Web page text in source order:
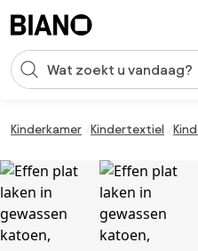
Zoekopdracht invoeren
Kinderkamer Kindertextiel